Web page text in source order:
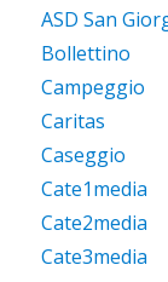
ASD San
Bollettino
Campeggio
Caritas
Caseggio
Cate1media
Cate2media
Cate3media